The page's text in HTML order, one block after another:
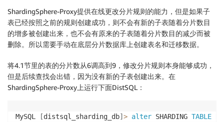
708700162058354689 | 8 | abc
|
+--------------------+---------+--------+</code></
ShardingSphere-Proxy提供在线更改分片规则的能力，但是如果子
表已经按照之前的规则创建成功，则不会有新的子表随着分片数目
的增多被创建出来，也不会有原来的子表随着分片数目的减少而被
删除。所以需要手动在底层分片数据库上创建表名和迁移数据。
将4.1节里的表的分片数从6调高到9，修改分片规则本身能够成功，
但是后续查找会出错，因为没有新的子表创建出来。在
ShardingSphere-Proxy上运行下面DistSQL：
MySQL [distsql_sharding_db] > alter SHARDING TABLE